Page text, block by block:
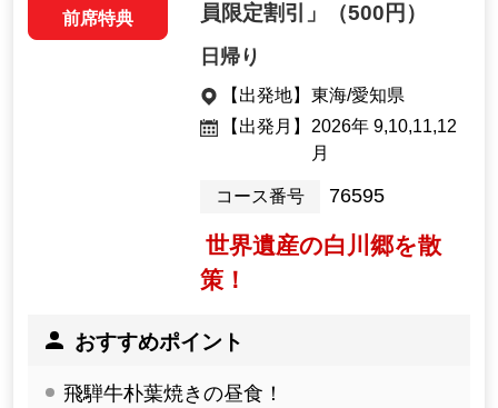
前席特典
員限定割引」
（500円）
日帰り
【出発地】 東海/愛知県
【出発月】 2026年 9,10,11,12
月
コース番号 76595
世界遺産の白川郷を散
策！
おすすめポイント
飛騨牛朴葉焼きの昼食！